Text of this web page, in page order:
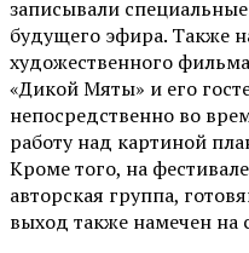
записывали
будущего эфира. Также
художественного
«Дикой Мяты» и его
непосредственно во
работу над картиной
Кроме того, на
авторская группа,
выход также намечен